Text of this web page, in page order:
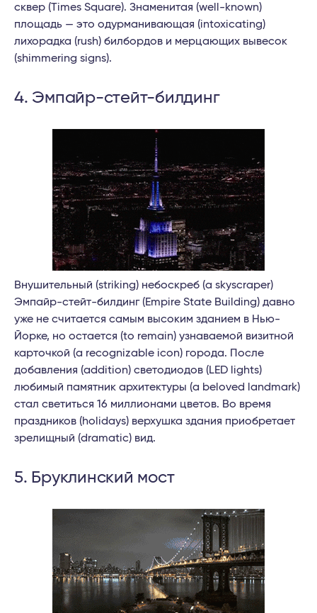
сквер (Times Square). Знаменитая (well-known)
площадь — это одурманивающая (intoxicating)
лихорадка (rush) билбордов и мерцающих вывесок
(shimmering signs).
4. Эмпайр-стейт-билдинг
Внушительный (striking) небоскреб (a skyscraper)
Эмпайр-стейт-билдинг (Empire State Building) давно
уже не считается самым высоким зданием в Нью-
Йорке, но остается (to remain) узнаваемой визитной
карточкой (a recognizable icon) города. После
добавления (addition) светодиодов (LED lights)
любимый памятник архитектуры (a beloved landmark)
стал светиться 16 миллионами цветов. Во время
праздников (holidays) верхушка здания приобретает
зрелищный (dramatic) вид.
5. Бруклинский мост